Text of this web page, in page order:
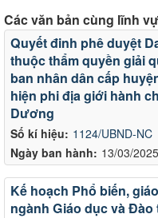
Các văn bản cùng lĩnh
Số kí hiệu: 1124/UBND-NC
Ngày ban hành: 13/03/2025
Quyết đinh phê duyệt
thuộc thẩm quyền giải
ban nhân dân cấp
hiện phi địa giới hành
Dương
Kế hoạch Phổ biến,
ngành Giáo dục và